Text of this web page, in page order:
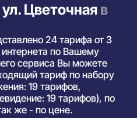
Цветочнаяв
24 тарифа от 3
по Вашему
сервиса Вы можете
тариф по набору
19 тарифов,
19 тарифов), по
же - по цене.